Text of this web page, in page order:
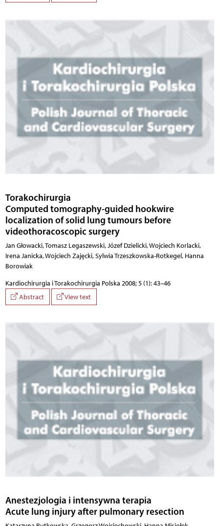
Torakochirurgia
Computed tomography-guided hookwire
localization of solid lung tumours before
videothoracoscopic surgery
Jan Głowacki, Tomasz Legaszewski, Józef Dzielicki, Wojciech Korlacki,
Irena Janicka, Wojciech Zajęcki, Sylwia Trzeszkowska-Rotkegel, Hanna
Borowiak
Kardiochirurgia i Torakochirurgia Polska 2008; 5 (1): 43–46
Abstract
View text
Anestezjologia i intensywna terapia
Acute lung injury after pulmonary resection